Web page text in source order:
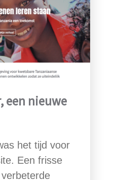
een nieuwe
het tijd voor
Een frisse